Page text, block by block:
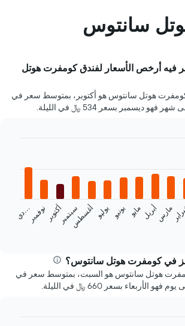
سانتوس
فيه أرخص الأسعار لفندق كومفرت هوتل
هوتل سانتوس هو أكتوبر، بمتوسط سعر في
مارسأبريلمايو يونيويوليوأغسطسسبتمبرأكتوبرنوفمبرد
ي…
في كومفرت هوتل سانتوس؟
هوتل سانتوس هو السبت، بمتوسط سعر في